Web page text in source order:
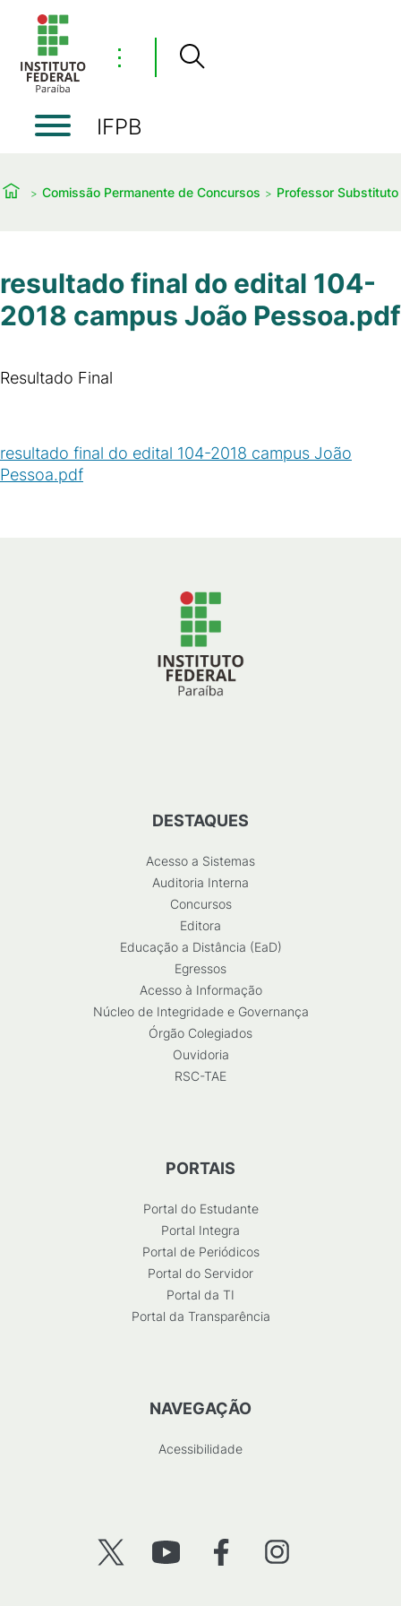
⋮
IFPB
Comissão Permanente de Concursos Professor Substituto
resultado final do edital 104-
2018 campus João Pessoa.pdf
Resultado Final
resultado final do edital 104-2018 campus João
Pessoa.pdf
DESTAQUES
Acesso a Sistemas
Auditoria Interna
Concursos
Editora
Educação a Distância (EaD)
Egressos
Acesso à Informação
Núcleo de Integridade e Governança
Órgão Colegiados
Ouvidoria
RSC-TAE
PORTAIS
Portal do Estudante
Portal Integra
Portal de Periódicos
Portal do Servidor
Portal da TI
Portal da Transparência
NAVEGAÇÃO
Acessibilidade